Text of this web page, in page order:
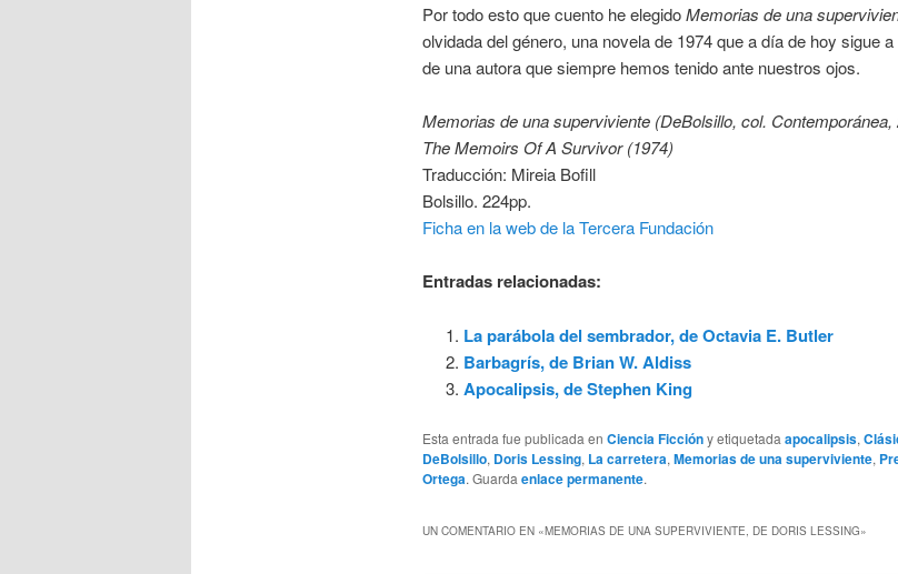
Por todo esto que cuento he elegidoMemorias de una
olvidada del género, una novela de 1974 que a día de hoy sigue
de una autora que siempre hemos tenido ante nuestros ojos.
Memorias de una superviviente (DeBolsillo, col. Contemporánea,
The Memoirs Of A Survivor (1974)
Traducción: Mireia Bofill
Bolsillo. 224pp.
Ficha en la web de la Tercera Fundación
Entradas relacionadas:
La parábola del sembrador, de Octavia E. Butler
Barbagrís, de Brian W. Aldiss
Apocalipsis, de Stephen King
Esta entrada fue publicada en Ciencia Ficcióny etiquetada apocalipsis,
DeBolsillo, Doris Lessing, La carretera, Memorias de una superviviente,
Ortega. Guarda enlace permanente.
UN COMENTARIO EN «MEMORIAS DE UNA SUPERVIVIENTE, DE DORIS LESSING»